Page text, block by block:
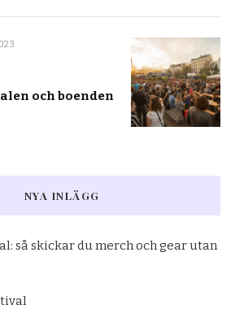
och boenden
NYA INLÄGG
så skickar du merch och gear utan